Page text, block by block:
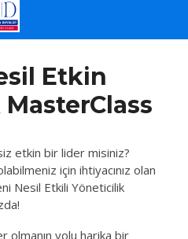
Etkin
etkin bir lider misiniz?
için ihtiyacınız olan
Nesil Etkili Yöneticilik
olmanın yolu harika bir